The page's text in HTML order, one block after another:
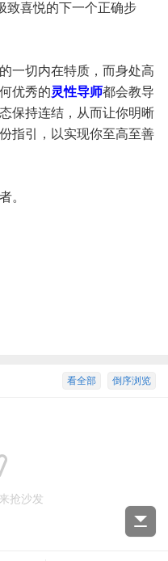
致喜悦的下一个正确步
一切内在特质，而身处高
优秀的灵性导师都会教导
保持连结，从而让你明晰
指引，以实现你至高至善
。
倒序浏览
看全部
抢沙发